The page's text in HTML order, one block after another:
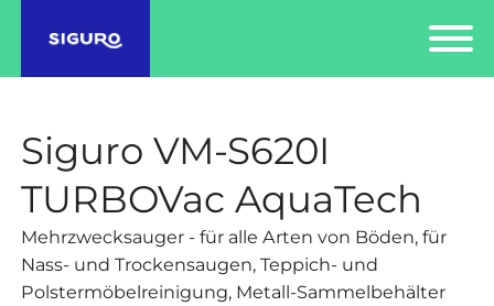
Siguro VM-S620I
TURBOVac AquaTech
Mehrzwecksauger - für alle Arten von Böden, für
Nass- und Trockensaugen, Teppich- und
Polstermöbelreinigung, Metall-Sammelbehälter